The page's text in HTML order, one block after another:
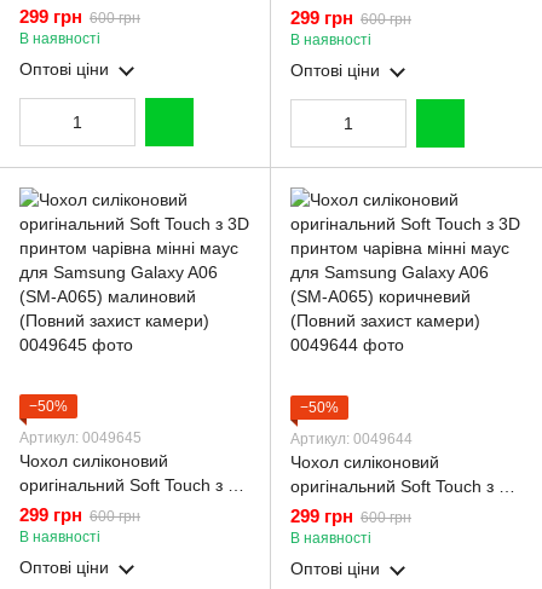
принтом чарівна мінні маус
для Samsung Galaxy A06
(SM-A065) рожевий (Повний
захист камери)
299 грн 600 грн
В наявності
Оптові ціни
принтом чарівна мінні маус
для Samsung Galaxy A06
(SM-A065) молочний
(Повний захист камери)
299 грн 600 грн
В наявності
Оптові ціни
−50%
Артикул: 0049645
Чохол силіконовий
оригінальний Soft Touch з 3D
принтом чарівна мінні маус
для Samsung Galaxy A06
(SM-A065) малиновий
(Повний захист камери)
299 грн 600 грн
В наявності
Оптові ціни
−50%
Артикул: 0049644
Чохол силіконовий
оригінальний Soft Touch з 3D
принтом чарівна мінні маус
для Samsung Galaxy A06
(SM-A065) коричневий
(Повний захист камери)
299 грн 600 грн
В наявності
Оптові ціни